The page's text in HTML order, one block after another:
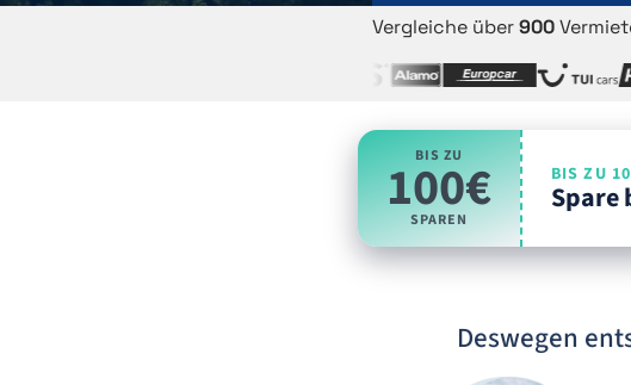
Vergleiche über900
BIS ZU
100€
SPAREN
BIS ZU
Spare
Deswegen